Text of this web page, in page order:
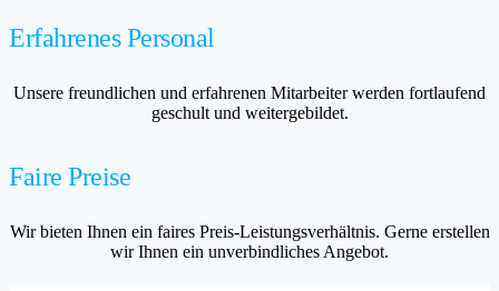
Erfahrenes Personal
Unsere freundlichen und erfahrenen Mitarbeiter werden fortlaufend
geschult und weitergebildet.
Faire Preise
Wir bieten Ihnen ein faires Preis-Leistungsverhältnis. Gerne erstellen
wir Ihnen ein unverbindliches Angebot.